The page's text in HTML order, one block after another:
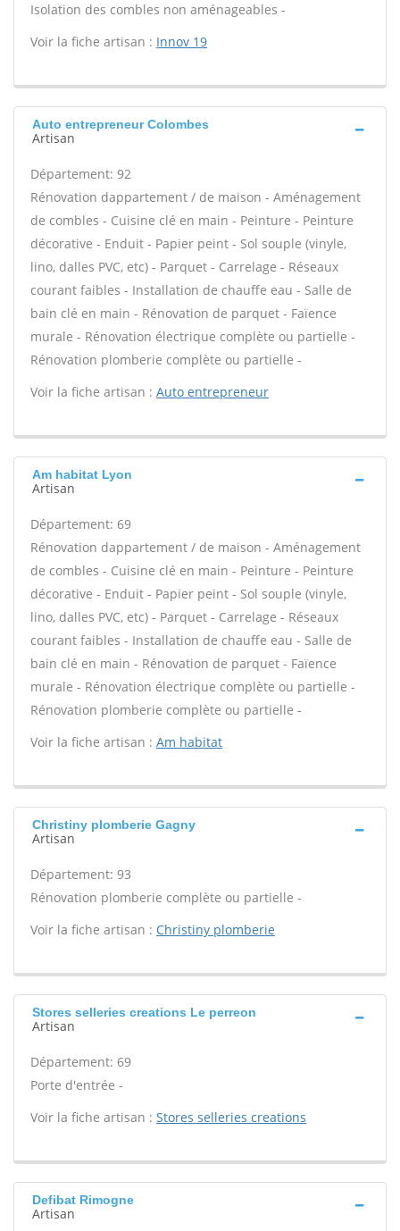
Isolation des combles non aménageables -
Voir la fiche artisan : Innov 19
Auto entrepreneur Colombes
Artisan
Département: 92
Rénovation dappartement / de maison - Aménagement
de combles - Cuisine clé en main - Peinture - Peinture
décorative - Enduit - Papier peint - Sol souple (vinyle,
lino, dalles PVC, etc) - Parquet - Carrelage - Réseaux
courant faibles - Installation de chauffe eau - Salle de
bain clé en main - Rénovation de parquet - Faïence
murale - Rénovation électrique complète ou partielle -
Rénovation plomberie complète ou partielle -
Voir la fiche artisan : Auto entrepreneur
Am habitat Lyon
Artisan
Département: 69
Rénovation dappartement / de maison - Aménagement
de combles - Cuisine clé en main - Peinture - Peinture
décorative - Enduit - Papier peint - Sol souple (vinyle,
lino, dalles PVC, etc) - Parquet - Carrelage - Réseaux
courant faibles - Installation de chauffe eau - Salle de
bain clé en main - Rénovation de parquet - Faïence
murale - Rénovation électrique complète ou partielle -
Rénovation plomberie complète ou partielle -
Voir la fiche artisan : Am habitat
Christiny plomberie Gagny
Artisan
Département: 93
Rénovation plomberie complète ou partielle -
Voir la fiche artisan : Christiny plomberie
Stores selleries creations Le perreon
Artisan
Département: 69
Porte d'entrée -
Voir la fiche artisan : Stores selleries creations
Defibat Rimogne
Artisan